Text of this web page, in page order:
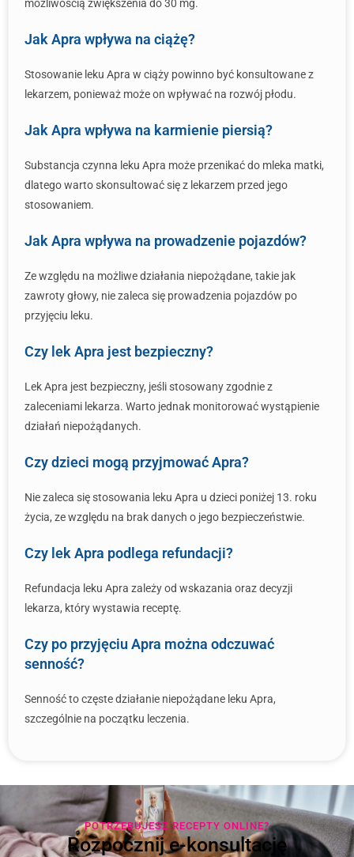
możliwością zwiększenia do 30 mg.
Jak Apra wpływa na ciążę?
Stosowanie leku Apra w ciąży powinno być konsultowane z
lekarzem, ponieważ może on wpływać na rozwój płodu.
Jak Apra wpływa na karmienie piersią?
Substancja czynna leku Apra może przenikać do mleka matki,
dlatego warto skonsultować się z lekarzem przed jego
stosowaniem.
Jak Apra wpływa na prowadzenie pojazdów?
Ze względu na możliwe działania niepożądane, takie jak
zawroty głowy, nie zaleca się prowadzenia pojazdów po
przyjęciu leku.
Czy lek Apra jest bezpieczny?
Lek Apra jest bezpieczny, jeśli stosowany zgodnie z
zaleceniami lekarza. Warto jednak monitorować wystąpienie
działań niepożądanych.
Czy dzieci mogą przyjmować Apra?
Nie zaleca się stosowania leku Apra u dzieci poniżej 13. roku
życia, ze względu na brak danych o jego bezpieczeństwie.
Czy lek Apra podlega refundacji?
Refundacja leku Apra zależy od wskazania oraz decyzji
lekarza, który wystawia receptę.
Czy po przyjęciu Apra można odczuwać
senność?
Senność to częste działanie niepożądane leku Apra,
szczególnie na początku leczenia.
POTRZEBUJESZ RECEPTY ONLINE?
Rozpocznij e-konsultację